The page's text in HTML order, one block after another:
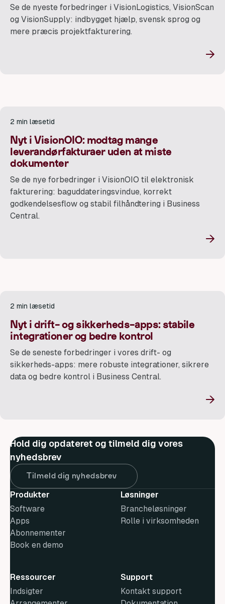
Se de nyeste forbedringer i VisionLogistics, VisionScan
og VisionSupply: indbygget hjælp, svensk sprog og
mere præcis projektfakturering.
→
2 min læsetid
Nyt i VisionOIO: modtag mange
leverandørfakturaer uden at miste
dokumenter
Se de nye forbedringer i VisionOIO til elektronisk
fakturering: baguddateringsvindue, korrekt
godkendelsesflow og stabil filhåndtering i Business
Central.
→
2 min læsetid
Nyt i drift- og sikkerheds-apps: stabile
integrationer og bedre kontrol
Se de seneste forbedringer i vores drift- og
sikkerheds-apps: mere robuste integrationer, sikrere
data og bedre kontrol i Business Central.
→
Hold dig opdateret og tilmeld dig vores
nyhedsbrev
Tilmeld dig nyhedsbrev
Produkter
Software
Apps
Abonnementer
Book en demo
Løsninger
Brancheløsninger
Rolle i virksomheden
Ressourcer
Indsigter
Support
Kontakt support